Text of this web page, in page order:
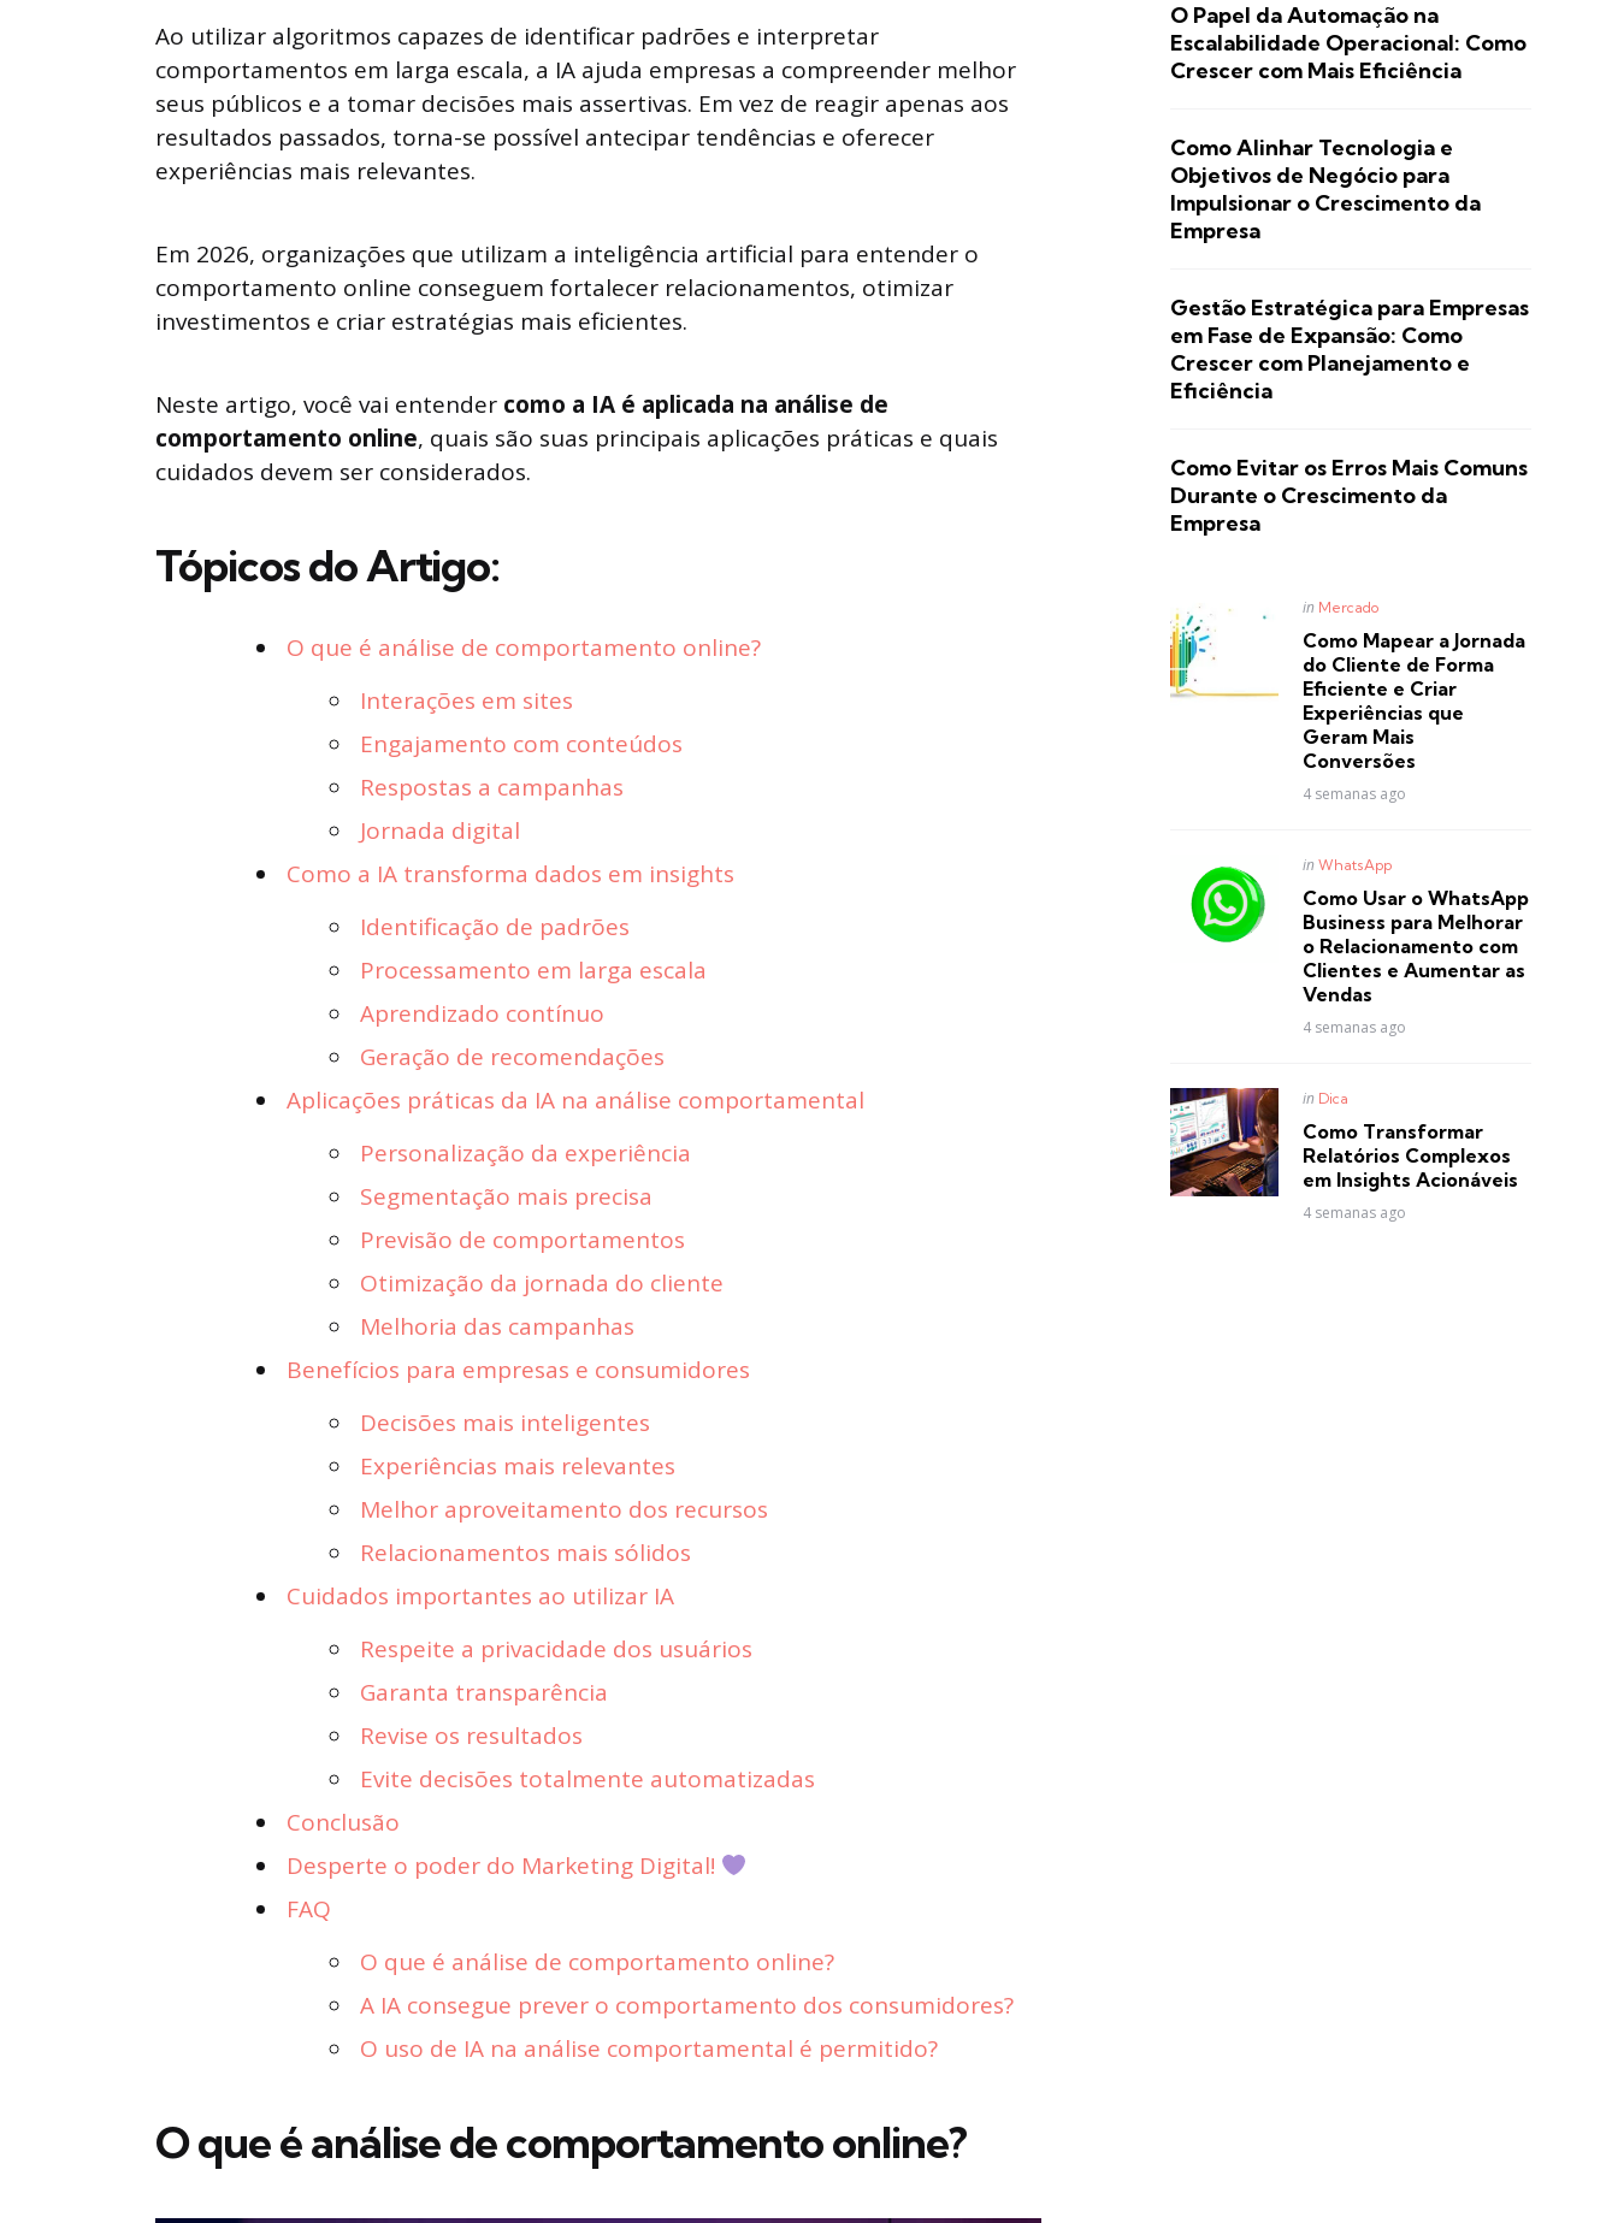
Ao utilizar algoritmos capazes de identificar padrões e interpretar
comportamentos em larga escala, a IA ajuda empresas a compreender melhor
seus públicos e a tomar decisões mais assertivas. Em vez de reagir apenas aos
resultados passados, torna-se possível antecipar tendências e oferecer
experiências mais relevantes.
Em 2026, organizações que utilizam a inteligência artificial para entender o
comportamento online conseguem fortalecer relacionamentos, otimizar
investimentos e criar estratégias mais eficientes.
Neste artigo, você vai entender como a IA é aplicada na análise de
comportamento online, quais são suas principais aplicações práticas e quais
cuidados devem ser considerados.
Tópicos do Artigo:
O que é análise de comportamento online?
Interações em sites
Engajamento com conteúdos
Respostas a campanhas
Jornada digital
Como a IA transforma dados em insights
Identificação de padrões
Processamento em larga escala
Aprendizado contínuo
Geração de recomendações
Aplicações práticas da IA na análise comportamental
Personalização da experiência
Segmentação mais precisa
Previsão de comportamentos
Otimização da jornada do cliente
Melhoria das campanhas
Benefícios para empresas e consumidores
Decisões mais inteligentes
Experiências mais relevantes
Melhor aproveitamento dos recursos
Relacionamentos mais sólidos
Cuidados importantes ao utilizar IA
Respeite a privacidade dos usuários
Garanta transparência
Revise os resultados
Evite decisões totalmente automatizadas
Conclusão
Desperte o poder do Marketing Digital!
FAQ
O que é análise de comportamento online?
A IA consegue prever o comportamento dos consumidores?
O uso de IA na análise comportamental é permitido?
O que é análise de comportamento online?
O Papel da Automação na
Escalabilidade Operacional: Como
Crescer com Mais Eficiência
Como Alinhar Tecnologia e
Objetivos de Negócio para
Impulsionar o Crescimento da
Empresa
Gestão Estratégica para Empresas
em Fase de Expansão: Como
Crescer com Planejamento e
Eficiência
Como Evitar os Erros Mais Comuns
Durante o Crescimento da
Empresa
Posted
in Mercado
Como Mapear a Jornada
do Cliente de Forma
Eficiente e Criar
Experiências que
Geram Mais
Conversões
4 semanas ago
Posted
in WhatsApp
Como Usar o WhatsApp
Business para Melhorar
o Relacionamento com
Clientes e Aumentar as
Vendas
4 semanas ago
Posted
in Dica
Como Transformar
Relatórios Complexos
em Insights Acionáveis
4 semanas ago